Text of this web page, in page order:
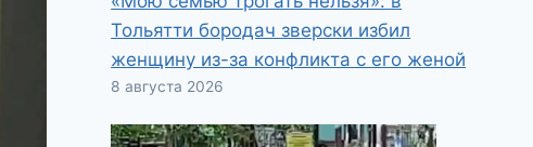
Тольятти бородач зверски избил
женщину из-за конфликта с его женой
8 августа 2026